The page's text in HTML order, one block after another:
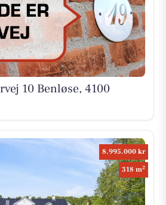
10 Benløse, 4100
8.995.000 kr
318 m2